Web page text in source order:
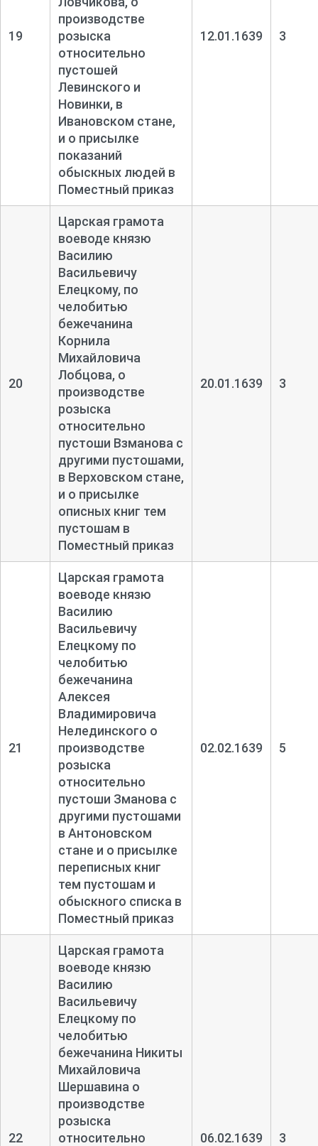
19
производстве
розыска
относительно
пустошей
Левинского и
Новинки, в
Ивановском стане,
и о присылке
показаний
обыскных людей в
Поместный приказ
12.01.1639 3
20
Царская грамота
воеводе князю
Василию
Васильевичу
Елецкому, по
челобитью
бежечанина
Корнила
Михайловича
Лобцова, о
производстве
розыска
относительно
пустоши Взманова с
другими пустошами,
в Верховском стане,
и о присылке
описных книг тем
пустошам в
Поместный приказ
20.01.1639 3
21
Царская грамота
воеводе князю
Василию
Васильевичу
Елецкому по
челобитью
бежечанина
Алексея
Владимировича
Нелединского о
производстве
розыска
относительно
пустоши Зманова с
другими пустошами
в Антоновском
стане и о присылке
переписных книг
тем пустошам и
обыскного списка в
Поместный приказ
02.02.1639 5
22
Царская грамота
воеводе князю
Василию
Васильевичу
Елецкому по
челобитью
бежечанина Никиты
Михайловича
Шершавина о
производстве
розыска
относительно
06.02.1639 3